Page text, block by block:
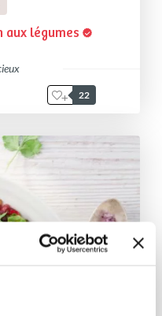
aux légumes
22